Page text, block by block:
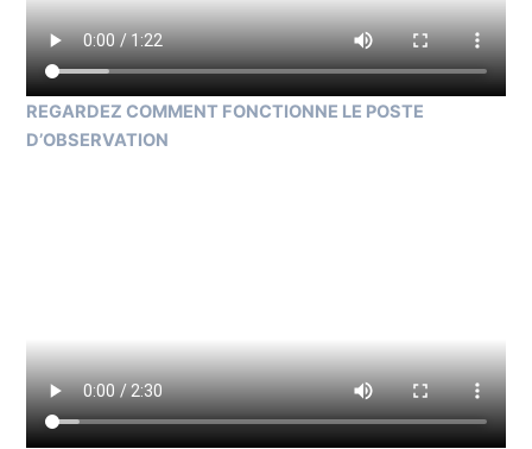
REGARDEZ COMMENT FONCTIONNE LE POSTE
D’OBSERVATION